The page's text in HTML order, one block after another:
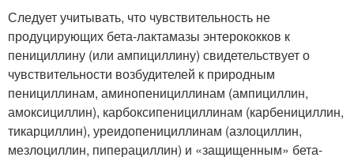
Следует учитывать, что чувствительность не
продуцирующих бета-лактамазы энтерококков к
пенициллину (или ампициллину) свидетельствует о
чувствительности возбудителей к природным
пенициллинам, аминопенициллинам (ампициллин,
амоксициллин), карбоксипенициллинам (карбенициллин,
тикарциллин), уреидопенициллинам (азлоциллин,
мезлоциллин, пиперациллин) и «защищенным» бета-